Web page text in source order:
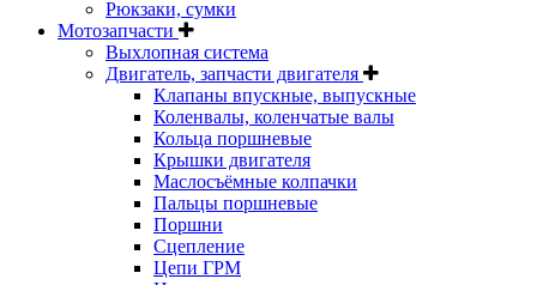
Рюкзаки, сумки
Мотозапчасти
Выхлопная система
Двигатель, запчасти двигателя
Клапаны впускные, выпускные
Коленвалы, коленчатые валы
Кольца поршневые
Крышки двигателя
Маслосъёмные колпачки
Пальцы поршневые
Поршни
Сцепление
Цепи ГРМ